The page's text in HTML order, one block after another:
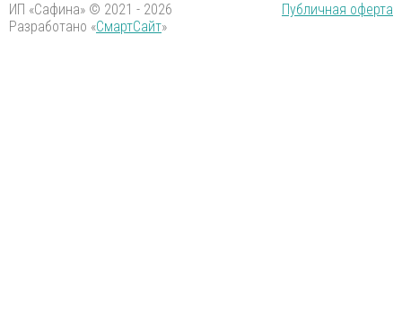
ИП «Сафина» © 2021 - 2026
Публичная оферта
Разработано «СмартСайт»